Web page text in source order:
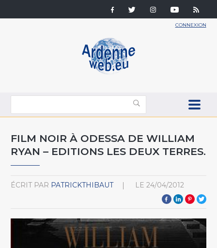
CONNEXION
FILM NOIR À ODESSA DE WILLIAM
RYAN – EDITIONS LES DEUX TERRES.
ÉCRIT PAR PATRICKTHIBAUT LE 24/04/2012